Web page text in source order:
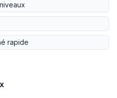
rapide